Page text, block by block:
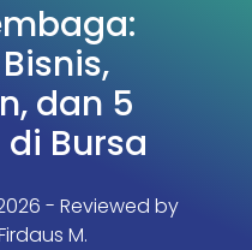
dan 5
Bursa
- Reviewed by
M.